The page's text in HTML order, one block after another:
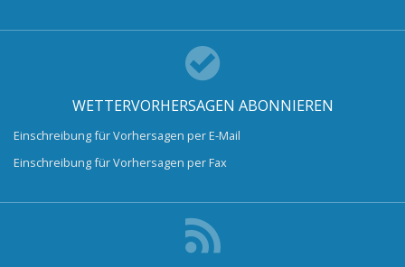
WETTERVORHERSAGEN ABONNIEREN
Einschreibung für Vorhersagen per E-Mail
Einschreibung für Vorhersagen per Fax